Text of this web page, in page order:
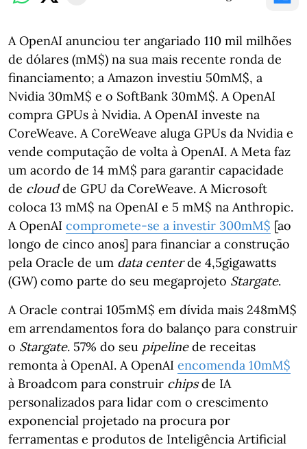
A OpenAI anunciou ter angariado 110 mil milhões
de dólares (mM$) na sua mais recente ronda de
financiamento; a Amazon investiu 50mM$, a
Nvidia 30mM$ e o SoftBank 30mM$. A OpenAI
compra GPUs à Nvidia. A OpenAI investe na
CoreWeave. A CoreWeave aluga GPUs da Nvidia e
vende computação de volta à OpenAI. A Meta faz
um acordo de 14 mM$ para garantir capacidade
de cloudde GPU da CoreWeave. A Microsoft
coloca 13 mM$ na OpenAI e 5 mM$ na Anthropic.
A OpenAI compromete-se a investir 300mM$ [ao
longo de cinco anos] para financiar a construção
pela Oracle de um data centerde 4,5gigawatts
(GW) como parte do seu megaprojeto Stargate.
A Oracle contrai 105mM$ em dívida mais 248mM$
em arrendamentos fora do balanço para construir
o Stargate. 57% do seu pipelinede receitas
remonta à OpenAI. A OpenAI encomenda 10mM$
à Broadcom para construir chipsde IA
personalizados para lidar com o crescimento
exponencial projetado na procura por
ferramentas e produtos de Inteligência Artificial